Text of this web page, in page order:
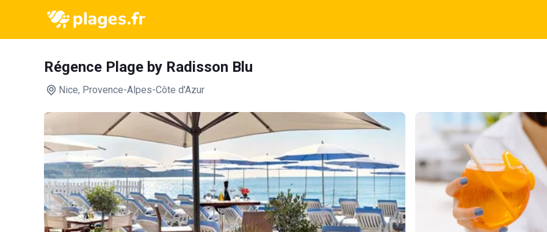
Régence Plage by Radisson Blu
Nice, Provence-Alpes-Côte d'Azur